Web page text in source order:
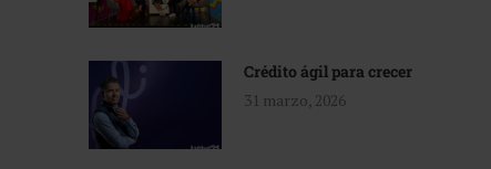
Crédito ágil para crecer
31 marzo, 2026